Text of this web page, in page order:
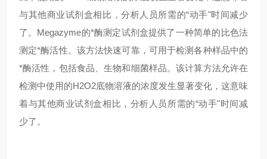
与其他商业试剂盒相比，分析人员所需的“动手"时间减少
了。Megazyme的*酶测定试剂盒提供了一种简单的比色法
测定*酶活性。该方法快速可靠，可用于检测各种样品中的
*酶活性，包括食品、生物和细菌样品。该计算方法允许在
检测中使用的H2O2底物溶液的浓度发生显著变化，这意味
着与其他商业试剂盒相比，分析人员所需的“动手"时间减
少了。